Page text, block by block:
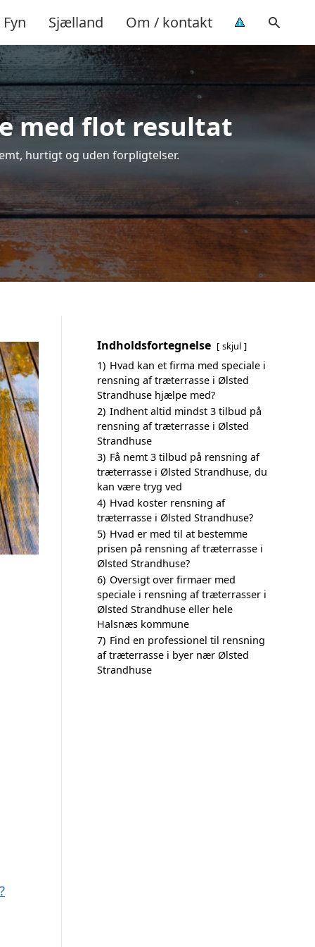
Fyn Sjælland Om / kontakt
med flot resultat
hurtigt og uden forpligtelser.
Indholdsfortegnelse skjul
1) Hvad kan et firma med speciale i
rensning af træterrasse i Ølsted
Strandhuse hjælpe med?
2) Indhent altid mindst 3 tilbud på
rensning af træterrasse i Ølsted
Strandhuse
3) Få nemt 3 tilbud på rensning af
træterrasse i Ølsted Strandhuse, du
kan være tryg ved
4) Hvad koster rensning af
træterrasse i Ølsted Strandhuse?
5) Hvad er med til at bestemme
prisen på rensning af træterrasse i
Ølsted Strandhuse?
6) Oversigt over firmaer med
speciale i rensning af træterrasser i
Ølsted Strandhuse eller hele
Halsnæs kommune
7) Find en professionel til rensning
af træterrasse i byer nær Ølsted
Strandhuse